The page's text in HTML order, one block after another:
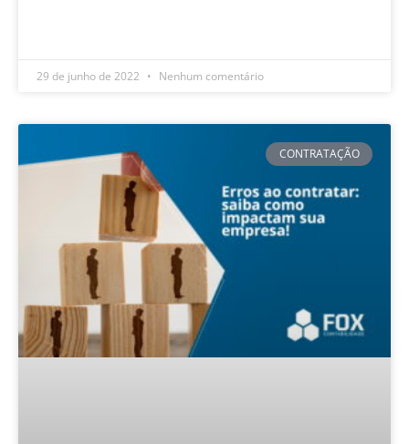
29 de junho de 2022 Nenhum comentário
CONTRATAÇÃO